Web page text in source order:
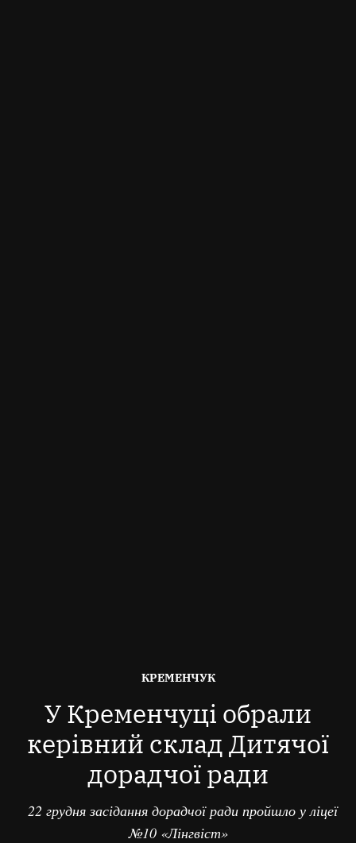
ОПУБЛІКОВАНО
КРЕМЕНЧУК
У Кременчуці обрали
керівний склад Дитячої
дорадчої ради
22 грудня засідання дорадчої ради пройшло у ліцеї
№10 «Лінгвіст»